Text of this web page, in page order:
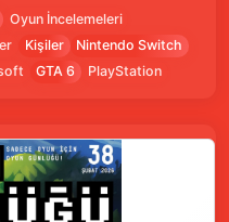
Oyun İncelemeleri
Kişiler
Nintendo Switch
GTA 6 PlayStation